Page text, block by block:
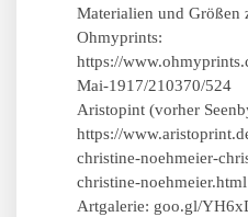
Materialien und Größen
Ohmyprints:
https://
Mai-1917/210370/524
Aristopint (vorher
https://
christine-noehmeier-
christine-noehmeier.html
Artgalerie: goo.gl/